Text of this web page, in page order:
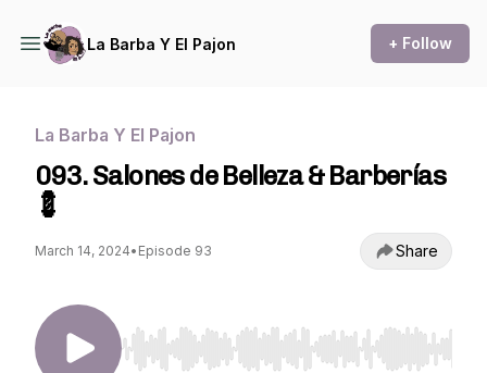
La Barba Y El Pajon + Follow
La Barba Y El Pajon
093. Salones de Belleza & Barberías
💈
March 14, 2024• Episode 93 Share
Use Left/Right to seek, Home/End to jump to